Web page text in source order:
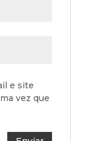
e site
vez que